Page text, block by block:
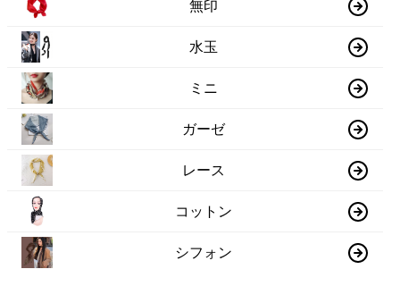
無印
水玉
ミニ
ガーゼ
レース
コットン
シフォン